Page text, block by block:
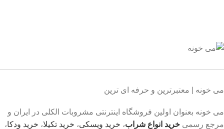
می خونه | معتبرترین و حرفه ای ترین
می خونه بعنوان اولین فروشگاه اینترنتی مشروبات الکلی در ایران و
مرجع رسمی خرید انواع شراب، خرید ویسکی، خرید تکیلا، خرید ودکا،